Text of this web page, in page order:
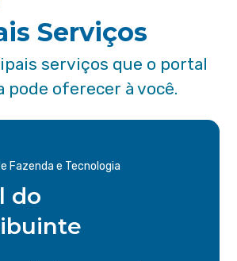
Serviços
serviços que o portal
oferecer à você.
Fazenda e Tecnologia
do